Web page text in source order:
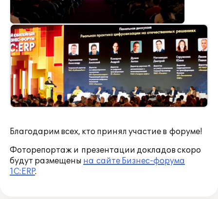
Благодарим всех, кто принял участие в форуме!
Фоторепортаж и презентации докладов скоро
будут размещены на сайте Бизнес-форума
1С:ERP.